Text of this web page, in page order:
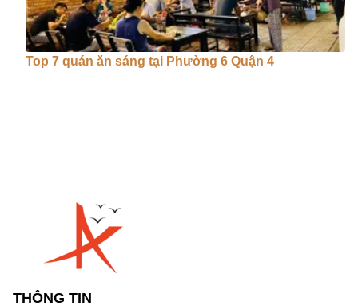
Top 7 quán ăn sáng tại Phường 6 Quận 4
THÔNG TIN